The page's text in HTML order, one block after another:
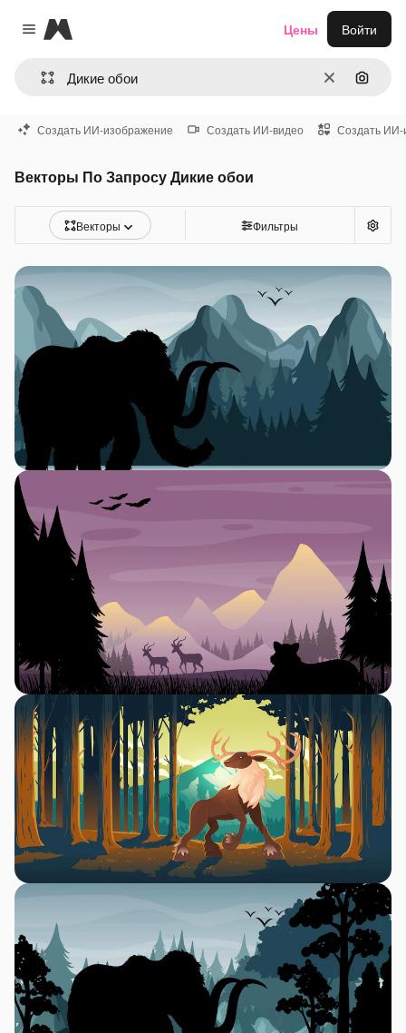
Close menu
Magnific
ОчиститьПоиск
Цены Войти
Создать ИИ-изображение Создать ИИ-видео Создать ИИ-
Векторы По Запросу Дикие обои
Векторы Фильтры